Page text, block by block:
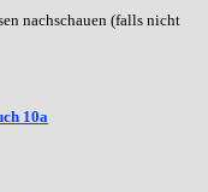
nachschauen (falls nicht
10a